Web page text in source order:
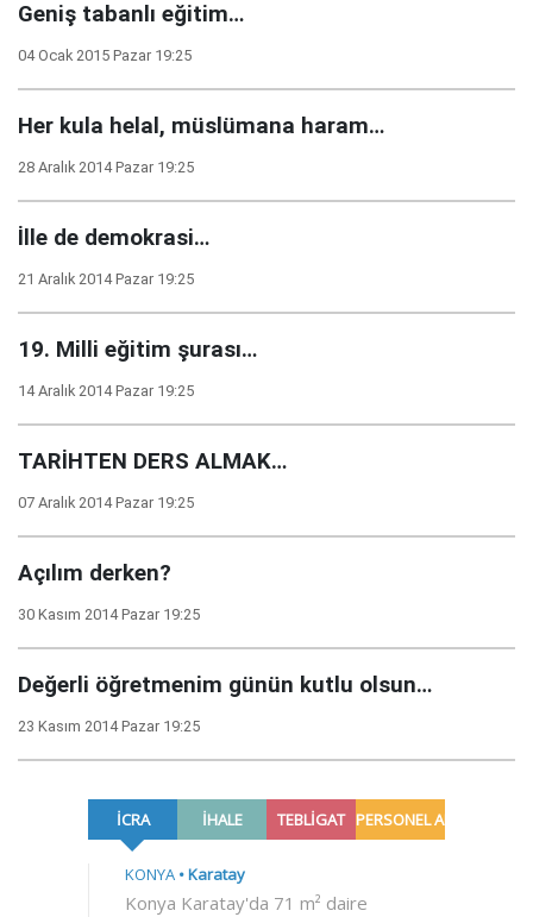
Geniş tabanlı eğitim…
04 Ocak 2015 Pazar 19:25
Her kula helal, müslümana haram…
28 Aralık 2014 Pazar 19:25
İlle de demokrasi…
21 Aralık 2014 Pazar 19:25
19. Milli eğitim şurası…
14 Aralık 2014 Pazar 19:25
TARİHTEN DERS ALMAK…
07 Aralık 2014 Pazar 19:25
Açılım derken?
30 Kasım 2014 Pazar 19:25
Değerli öğretmenim günün kutlu olsun…
23 Kasım 2014 Pazar 19:25